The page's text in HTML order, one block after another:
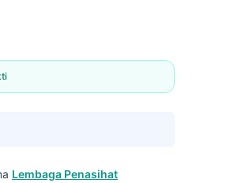
Lembaga Penasihat